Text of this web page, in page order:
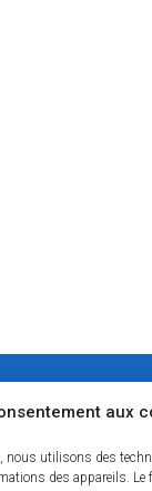
aux
nous utilisons des
des appareils. Le